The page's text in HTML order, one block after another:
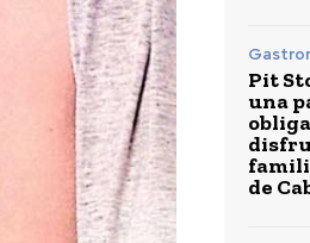
Pit
una
de